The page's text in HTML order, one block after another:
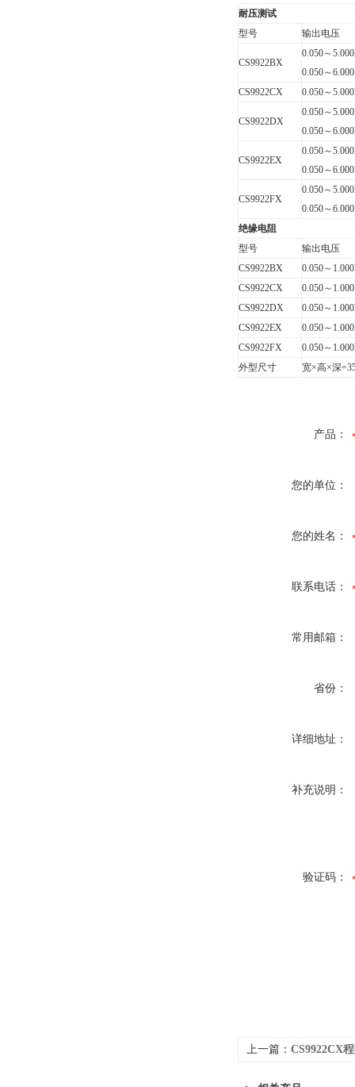
耐压测试
型号
输出电压
CS9922BX
0.050～
0.050～
CS9922CX
0.050～
CS9922DX
0.050～
0.050～
CS9922EX
0.050～
0.050～
CS9922FX
0.050～
0.050～
绝缘电阻
型号
输出电压
CS9922BX
0.050～
CS9922CX
0.050～
CS9922DX
0.050～
CS9922EX
0.050～
CS9922FX
0.050～
外型尺寸
宽×高×深
产品：
您的单位：
您的姓名：
联系电话：
常用邮箱：
省份：
详细地址：
补充说明：
验证码：
上一篇： CS9922CX